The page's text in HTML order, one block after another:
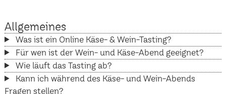
Allgemeines
Was ist ein Online Käse- & Wein-Tasting?
Für wen ist der Wein- und Käse-Abend geeignet?
Wie läuft das Tasting ab?
Kann ich während des Käse- und Wein-Abends
Fragen stellen?